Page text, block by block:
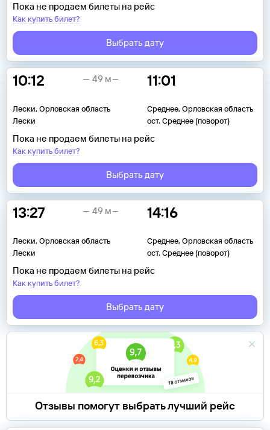
Пока не продаем билеты на рейс
Как купить билет?
Выбрать дату
10:12
Лески, Орловская область
Лески
11:01
Среднее, Орловская область
ост. Среднее (поворот)
49 м
Пока не продаем билеты на рейс
Как купить билет?
Выбрать дату
13:27
Лески, Орловская область
Лески
14:16
Среднее, Орловская область
ост. Среднее (поворот)
49 м
Пока не продаем билеты на рейс
Как купить билет?
Выбрать дату
Отзывы помогут выбрать лучший рейс